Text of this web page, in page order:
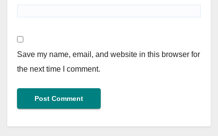
Save my name, email, and website in this browser for
the next time I comment.